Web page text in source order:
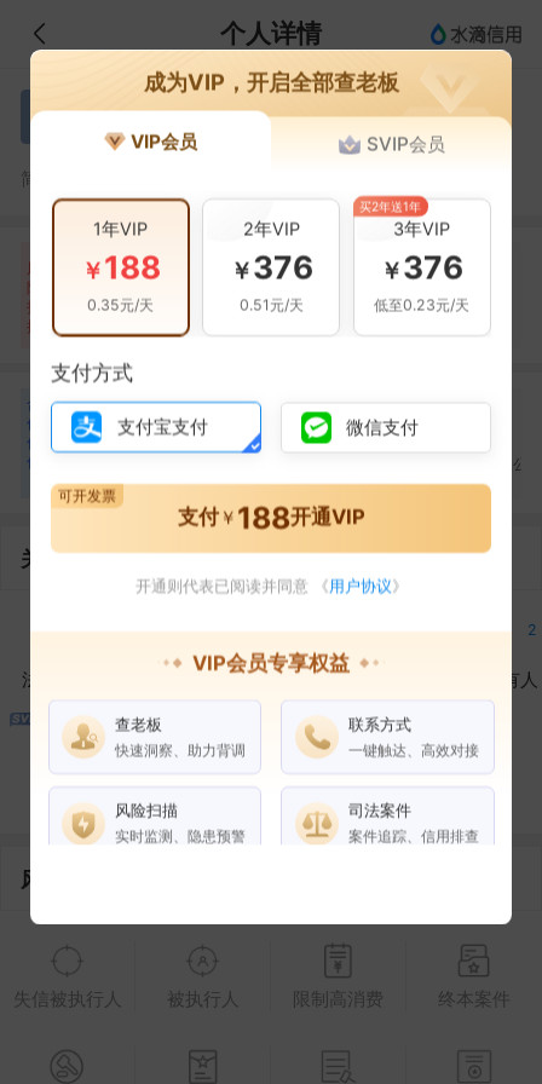
个人详情
高 高进
简介：
风
险
扫
描
自身风险
暂无风险
关联风险
暂无风险
提示信息
当前企业(0条)
合
作
伙
伴
高 高云
合作1次
深圳市粤佳网络科技有
徐 合作1次
广东乐尊投资发展有限
麦 麦秋雷
广东顺为置业有限公司
关联企业
2
法定代表人
2
对外投资
2
在外任职
2
作为受益所有人
1
控制企业
3
风险信息
失信被执行人 被执行人 限制高消费 终本案件
成为VIP，开启全部查老板
VIP会员 SVIP会员
1年VIP
￥188
0.35元/天
2年VIP
￥376
0.51元/天
3年VIP
￥376
低至0.23元/天
买2年送1年
支付方式
支付宝支付 微信支付
支付￥ 188开通VIP
可开发票
开通则代表已阅读并同意 《用户协议》
VIP会员专享权益
查老板
快速洞察、助力背调
联系方式
一键触达、高效对接
风险扫描
实时监测、隐患预警
司法案件
案件追踪、信用排查
权益说明 VIP会员 SVIP会员
企业全部电话